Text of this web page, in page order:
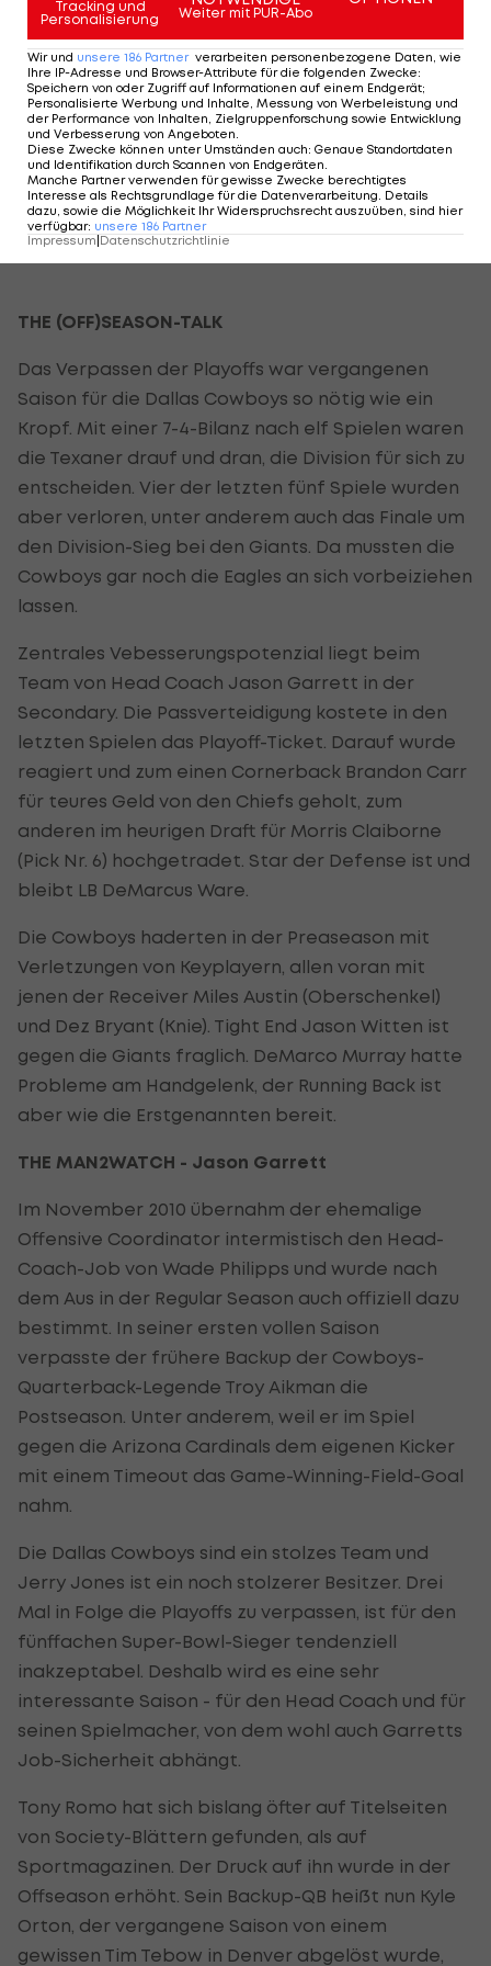
über die New Yorker zu stellen. Aber das war auch
2011 so - und Vick verletzt sich eben schneller als
Manning. Alles ist möglich, nichts ist fix.
Und so entscheiden sich dieNFL-Redakteure von
LAOLA1.
DALLAS COWBOYS (Season 2011: 8-8)
THE (OFF)SEASON-TALK
Das Verpassen der Playoffs war vergangenen
Saison für die Dallas Cowboys so nötig wie ein
Kropf. Mit einer 7-4-Bilanz nach elf Spielen waren
die Texaner drauf und dran, die Division für sich zu
entscheiden. Vier der letzten fünf Spiele wurden
aber verloren, unter anderem auch das Finale um
den Division-Sieg bei den Giants. Da mussten die
Cowboys gar noch die Eagles an sich vorbeiziehen
lassen.
Zentrales Vebesserungspotenzial liegt beim
Team von Head Coach Jason Garrett in der
Secondary. Die Passverteidigung kostete in den
letzten Spielen das Playoff-Ticket. Darauf wurde
reagiert und zum einen Cornerback Brandon Carr
für teures Geld von den Chiefs geholt, zum
anderen im heurigen Draft für Morris Claiborne
(Pick Nr. 6) hochgetradet. Star der Defense ist und
bleibt LB DeMarcus Ware.
Die Cowboys haderten in der Preaseason mit
Verletzungen von Keyplayern, allen voran mit
jenen der Receiver Miles Austin (Oberschenkel)
und Dez Bryant (Knie). Tight End Jason Witten ist
gegen die Giants fraglich. DeMarco Murray hatte
Probleme am Handgelenk, der Running Back ist
aber wie die Erstgenannten bereit.
THE MAN2WATCH - Jason Garrett
Im November 2010 übernahm der ehemalige
Offensive Coordinator intermistisch den Head-
Coach-Job von Wade Philipps und wurde nach
dem Aus in der Regular Season auch offiziell dazu
bestimmt. In seiner ersten vollen Saison
verpasste der frühere Backup der Cowboys-
Quarterback-Legende Troy Aikman die
Postseason. Unter anderem, weil er im Spiel
gegen die Arizona Cardinals dem eigenen Kicker
mit einem Timeout das Game-Winning-Field-Goal
nahm.
Die Dallas Cowboys sind ein stolzes Team und
Jerry Jones ist ein noch stolzerer Besitzer. Drei
Mal in Folge die Playoffs zu verpassen, ist für den
fünffachen Super-Bowl-Sieger tendenziell
inakzeptabel. Deshalb wird es eine sehr
interessante Saison - für den Head Coach und für
seinen Spielmacher, von dem wohl auch Garretts
Job-Sicherheit abhängt.
Tony Romo hat sich bislang öfter auf Titelseiten
von Society-Blättern gefunden, als auf
Sportmagazinen. Der Druck auf ihn wurde in der
Offseason erhöht. Sein Backup-QB heißt nun Kyle
Orton, der vergangene Saison von einem
gewissen Tim Tebow in Denver abgelöst wurde,
Tracking und
Personalisierung
Weiter mit PUR-Abo
Wir und unsere 186 Partner verarbeiten personenbezogene Daten, wie
Ihre IP-Adresse und Browser-Attribute für die folgenden Zwecke:
Speichern von oder Zugriff auf Informationen auf einem Endgerät;
Personalisierte Werbung und Inhalte, Messung von Werbeleistung und
der Performance von Inhalten, Zielgruppenforschung sowie Entwicklung
und Verbesserung von Angeboten.
Diese Zwecke können unter Umständen auch: Genaue Standortdaten
und Identifikation durch Scannen von Endgeräten.
Manche Partner verwenden für gewisse Zwecke berechtigtes
Interesse als Rechtsgrundlage für die Datenverarbeitung. Details
dazu, sowie die Möglichkeit Ihr Widerspruchsrecht auszuüben, sind hier
verfügbar: unsere 186 Partner
Impressum Datenschutzrichtlinie